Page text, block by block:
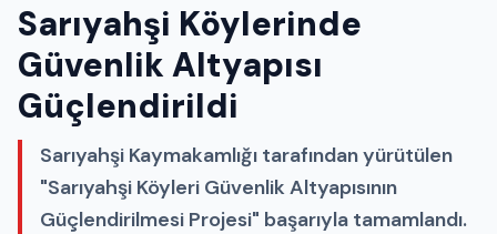
Sarıyahşi Köylerinde
Güvenlik Altyapısı
Güçlendirildi
Sarıyahşi Kaymakamlığı tarafından yürütülen
"Sarıyahşi Köyleri Güvenlik Altyapısının
Güçlendirilmesi Projesi" başarıyla tamamlandı.